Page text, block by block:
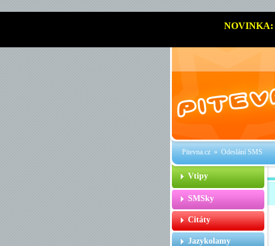
NOVINKA:
Pitevna.cz» Odeslání SMS
Vtipy
SMSky
Citáty
Jazykolamy